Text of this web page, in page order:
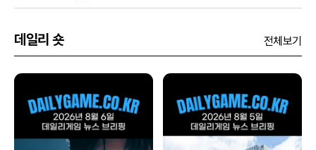
데일리 숏 전체보기